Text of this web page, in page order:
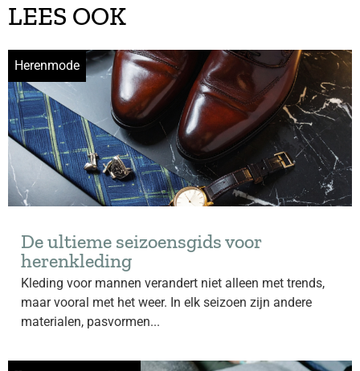
LEES OOK
Herenmode
De ultieme seizoensgids voor
herenkleding
Kleding voor mannen verandert niet alleen met trends,
maar vooral met het weer. In elk seizoen zijn andere
materialen, pasvormen...